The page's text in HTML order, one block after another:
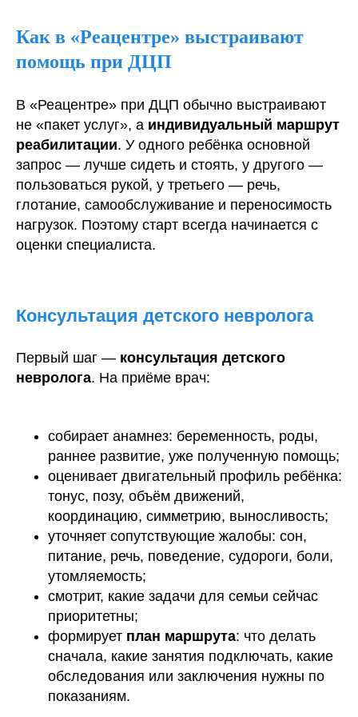
Как в «Реацентре» выстраивают
помощь при ДЦП
В «Реацентре» при ДЦП обычно выстраивают
не «пакет услуг», а индивидуальный маршрут
реабилитации. У одного ребёнка основной
запрос — лучше сидеть и стоять, у другого —
пользоваться рукой, у третьего — речь,
глотание, самообслуживание и переносимость
нагрузок. Поэтому старт всегда начинается с
оценки специалиста.
Консультация детского невролога
Первый шаг — консультация детского
невролога. На приёме врач:
собирает анамнез: беременность, роды,
раннее развитие, уже полученную помощь;
оценивает двигательный профиль ребёнка:
тонус, позу, объём движений,
координацию, симметрию, выносливость;
уточняет сопутствующие жалобы: сон,
питание, речь, поведение, судороги, боли,
утомляемость;
смотрит, какие задачи для семьи сейчас
приоритетны;
формирует план маршрута: что делать
сначала, какие занятия подключать, какие
обследования или заключения нужны по
показаниям.